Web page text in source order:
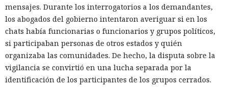
mensajes. Durante los interrogatorios a los demandantes,
los abogados del gobierno intentaron averiguar si en los
chats había funcionarias o funcionarios y grupos políticos,
si participaban personas de otros estados y quién
organizaba las comunidades. De hecho, la disputa sobre la
vigilancia se convirtió en una lucha separada por la
identificación de los participantes de los grupos cerrados.